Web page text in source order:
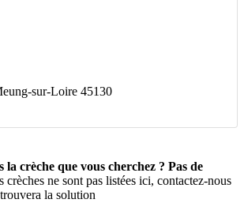
sur-Loire 45130
la crèche que vous cherchez ? Pas de
crèches ne sont pas listées ici, contactez-nous
la solution